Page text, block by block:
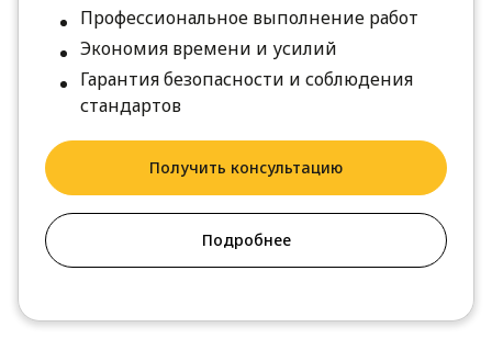
Профессиональное выполнение работ
Экономия времени и усилий
Гарантия безопасности и соблюдения
стандартов
Получить консультацию
Подробнее